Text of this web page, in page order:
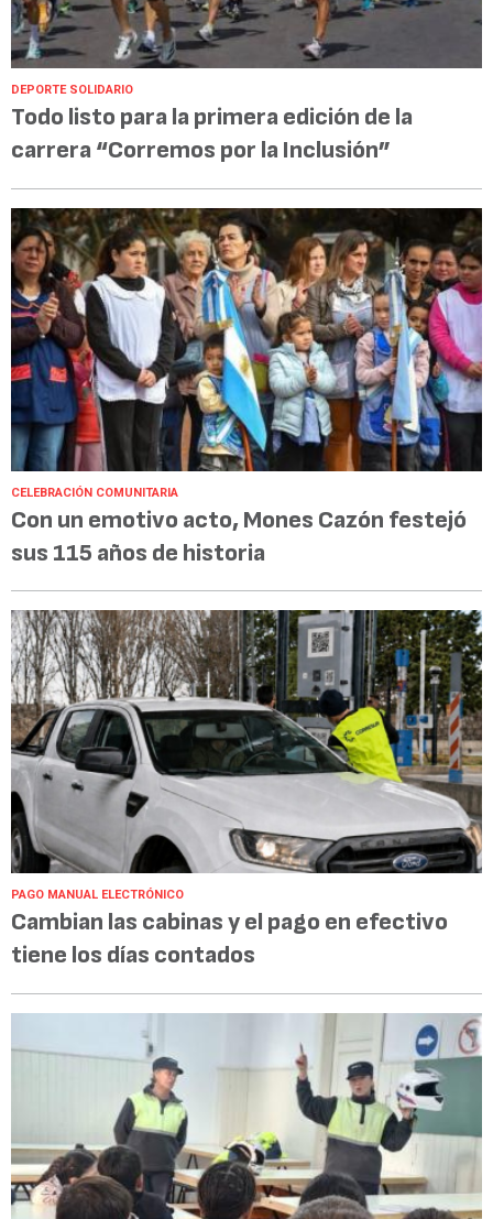
DEPORTE SOLIDARIO
Todo listo para la primera edición de la
carrera “Corremos por la Inclusión”
CELEBRACIÓN COMUNITARIA
Con un emotivo acto, Mones Cazón festejó
sus 115 años de historia
PAGO MANUAL ELECTRÓNICO
Cambian las cabinas y el pago en efectivo
tiene los días contados